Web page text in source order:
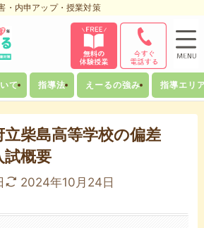
・内申アップ・授業対策
て 指導法 えーるの強み 指導エリ
立柴島高等学校の偏差
試概要
2024年10月24日